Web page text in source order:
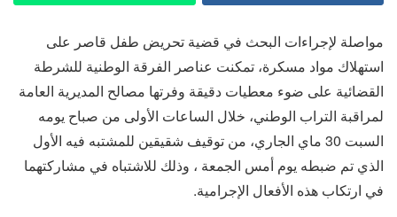
مواصلة لإجراءات البحث في قضية تحريض طفل قاصر على
استهلاك مواد مسكرة، تمكنت عناصر الفرقة الوطنية للشرطة
القضائية على ضوء معطيات دقيقة وفرتها مصالح المديرية العامة
لمراقبة التراب الوطني، خلال الساعات الأولى من صباح يومه
السبت 30 ماي الجاري، من توقيف شقيقين للمشتبه فيه الأول
الذي تم ضبطه يوم أمس الجمعة ، وذلك للاشتباه في مشاركتهما
في ارتكاب هذه الأفعال الإجرامية.